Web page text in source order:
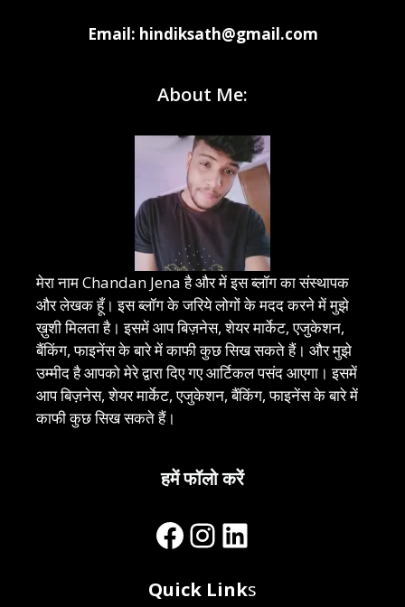
Email: hindiksath@gmail.com
About Me:
मेरा नाम Chandan Jena है और में इस ब्लॉग का संस्थापक
और लेखक हूँ। इस ब्लॉग के जरिये लोगों के मदद करने में मुझे
ख़ुशी मिलता है। इसमें आप बिज़नेस, शेयर मार्केट, एजुकेशन,
बैंकिंग, फाइनेंस के बारे में काफी कुछ सिख सकते हैं। और मुझे
उम्मीद है आपको मेरे द्वारा दिए गए आर्टिकल पसंद आएगा। इसमें
आप बिज़नेस, शेयर मार्केट, एजुकेशन, बैंकिंग, फाइनेंस के बारे में
काफी कुछ सिख सकते हैं।
हमें फॉलो करें
Facebook
Instagram
LinkedIn
Quick Links